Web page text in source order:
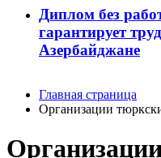
Диплом без
гарантирует
Азербайджане
Главная страница
Организации